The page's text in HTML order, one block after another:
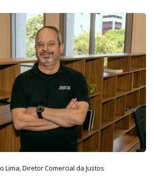
Lima, Diretor Comercial da Justos